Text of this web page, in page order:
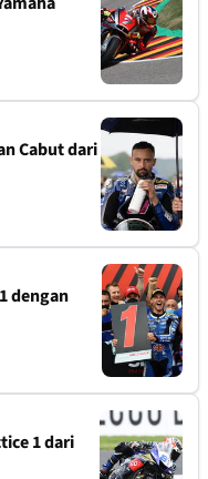
Cabut dari
dengan
1 dari